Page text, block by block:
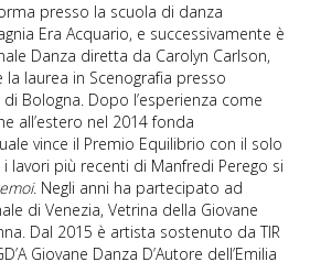
presso la scuola di danza
Era Acquario, e successivamente è
Danza diretta da Carolyn Carlson,
laurea in Scenografia presso
di Bologna. Dopo l’esperienza come
all’estero nel 2014 fonda
vince il Premio Equilibrio con il solo
i lavori più recenti di Manfredi Perego si
. Negli anni ha partecipato ad
di Venezia, Vetrina della Giovane
Dal 2015 è artista sostenuto da TIR
Giovane Danza D’Autore dell’Emilia